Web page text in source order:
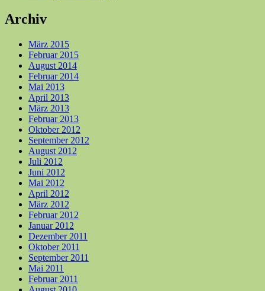
Archiv
März 2015
Februar 2015
August 2014
Februar 2014
Mai 2013
April 2013
März 2013
Februar 2013
Oktober 2012
September 2012
August 2012
Juli 2012
Juni 2012
Mai 2012
April 2012
März 2012
Februar 2012
Januar 2012
Dezember 2011
Oktober 2011
September 2011
Mai 2011
Februar 2011